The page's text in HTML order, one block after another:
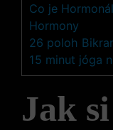
Co je
Hormony
26 poloh
15 minut jóga
Jak